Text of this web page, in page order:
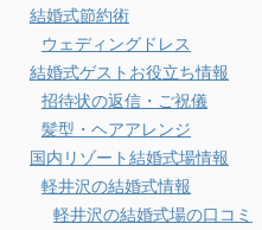
結婚式節約術
ウェディングドレス
結婚式ゲストお役立ち情報
招待状の返信・ご祝儀
髪型・ヘアアレンジ
国内リゾート結婚式場情報
軽井沢の結婚式情報
軽井沢の結婚式場の口コミ